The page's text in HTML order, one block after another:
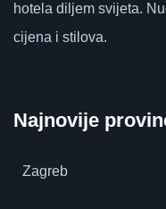
hotela diljem svijeta.
cijena i stilova.
Najnovije
Zagreb